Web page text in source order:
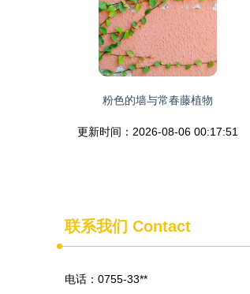
粉色的墙与常春藤植物
更新时间：2026-08-06 00:17:51
联系我们 Contact
电话：0755-33**